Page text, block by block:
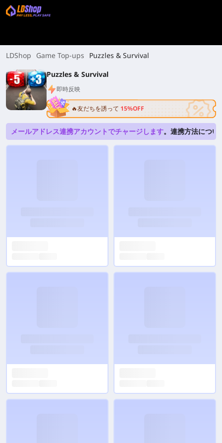
LDShop Game Top-ups
Puzzles & Survival
Puzzles & Survival
即時反映
🔥友だちを誘って 15%OFF
メールアドレス連携アカウントでチャージします。連携方法につい